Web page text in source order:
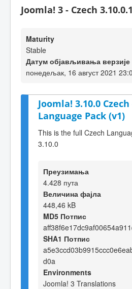
Joomla! 3 - Czech 3.10.0.1
Maturity
Stable
Датум објављивања верзије
понедељак, 16 август 2021
Joomla! 3.10.0 Czech
Language Pack (v1)
This is the full Czech
3.10.0
Преузимања
4.428 пута
Величина фајла
448,46 kB
MD5 Потпис
SHA1 Потпис
d0a
Environments
Joomla! 3 Translations